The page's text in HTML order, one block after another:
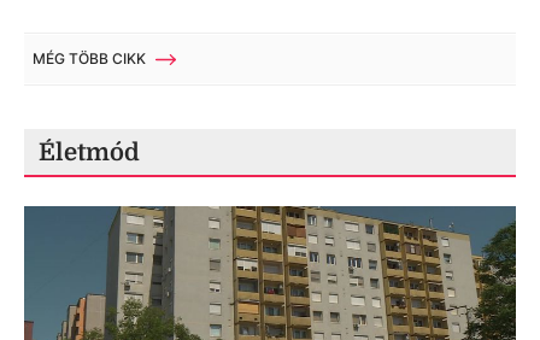
MÉG TÖBB CIKK
Életmód